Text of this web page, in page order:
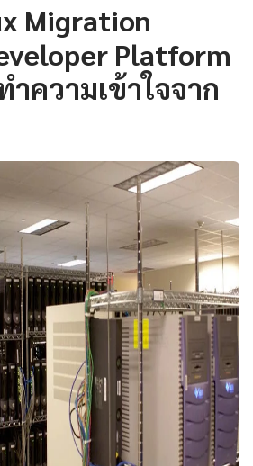
Migration
Platform
ความเข้าใจจาก